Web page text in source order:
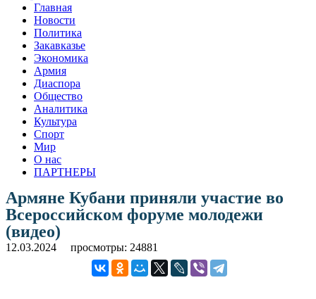
Главная
Новости
Политика
Закавказье
Экономика
Армия
Диаспора
Общество
Аналитика
Культура
Спорт
Мир
О нас
ПАРТНЕРЫ
Армяне Кубани приняли участие во
Всероссийском форуме молодежи
(видео)
12.03.2024 просмотры: 24881